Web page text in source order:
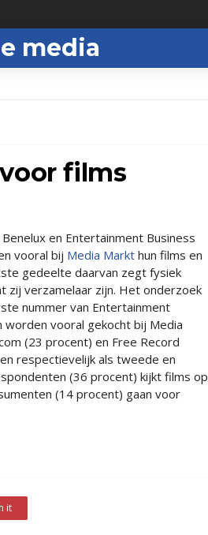
media
films
en Entertainment Business
vooral bij Media Markt hun films en
gedeelte daarvan zegt fysiek
zij verzamelaar zijn. Het onderzoek
nummer van Entertainment
worden vooral gekocht bij Media
(23 procent) en Free Record
respectievelijk als tweede en
(36 procent) kijkt films op
(14 procent) gaan voor
it